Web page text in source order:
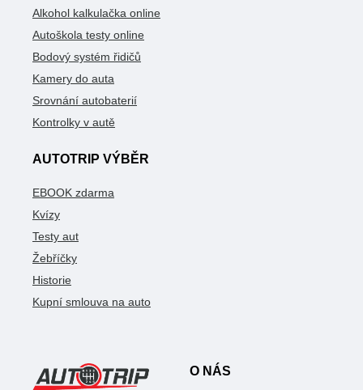
Alkohol kalkulačka online
Autoškola testy online
Bodový systém řidičů
Kamery do auta
Srovnání autobaterií
Kontrolky v autě
AUTOTRIP VÝBĚR
EBOOK zdarma
Kvízy
Testy aut
Žebříčky
Historie
Kupní smlouva na auto
O NÁS